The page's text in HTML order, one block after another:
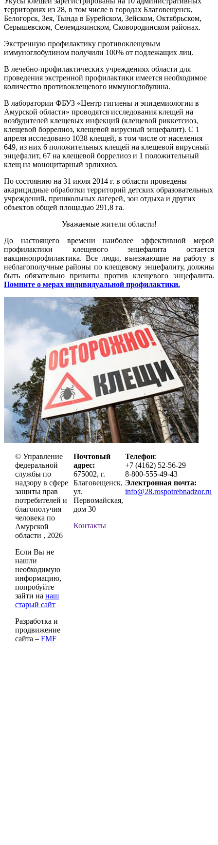
территориях из 28, в том числе в городах Благовещенск,
Белогорск, Зея, Тында в Бурейском, Зейском, Октябрьском,
Серышевском, Селемджинском, Сковородинском районах.
Экстренную профилактику противоклещевым
иммуноглобулином получили 100% от подлежащих лиц.
В лечебно-профилактических учреждениях области для
проведения экстренной профилактики имеется необходимое
количество противоклещевого иммуноглобулина.
В лаборатории ФБУЗ «Центр гигиены и эпидемиологии в
Амурской области» проводятся исследования клещей на
возбудителей клещевых инфекций (клещевой риккетсиоз,
клещевой боррелиоз, клещевой вирусный энцефалит). С 1
апреля исследовано 1038 клещей, в том числе от населения
649, из них 6 положительных клещей на клещевой вирусный
энцефалит, 67 на клещевой боррелиоз и 1 положительный
клещ на моноцитарный эрлихиоз.
По состоянию на 31 июля 2014 г. в области проведены
акарицидные обработки территорий детских образовательных
учреждений, пришкольных лагерей, зон отдыха и других
объектов общей площадью 291,8 га.
Уважаемые жители области!
До настоящего времени наиболее эффективной мерой
профилактики клещевого энцефалита остается
вакцинопрофилактика. Все люди, выезжающие на работу в
неблагополучные районы по клещевому энцефалиту, должны
быть обязательно привиты против клещевого энцефалита.
Помните о мерах индивидуальной профилактики.
© Управление
федеральной
службы по
надзору в сфере
защиты прав
потребителей и
благополучия
человека по
Амурской
области , 2026
Если Вы не
нашли
необходимую
информацию,
попробуйте
зайти на наш
старый сайт
Разработка и
продвижение
сайта – FMF
Почтовый
адрес:
675002, г.
Благовещенск,
ул.
Первомайская,
дом 30
Контакты
Телефон:
+7 (4162) 52-56-29
8-800-555-49-43
Электронная почта:
info@28.rospotrebnadzor.ru